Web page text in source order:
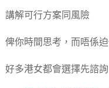
講解可行方案同風險
俾你時間思考，而唔係
好多港女都會選擇先諮